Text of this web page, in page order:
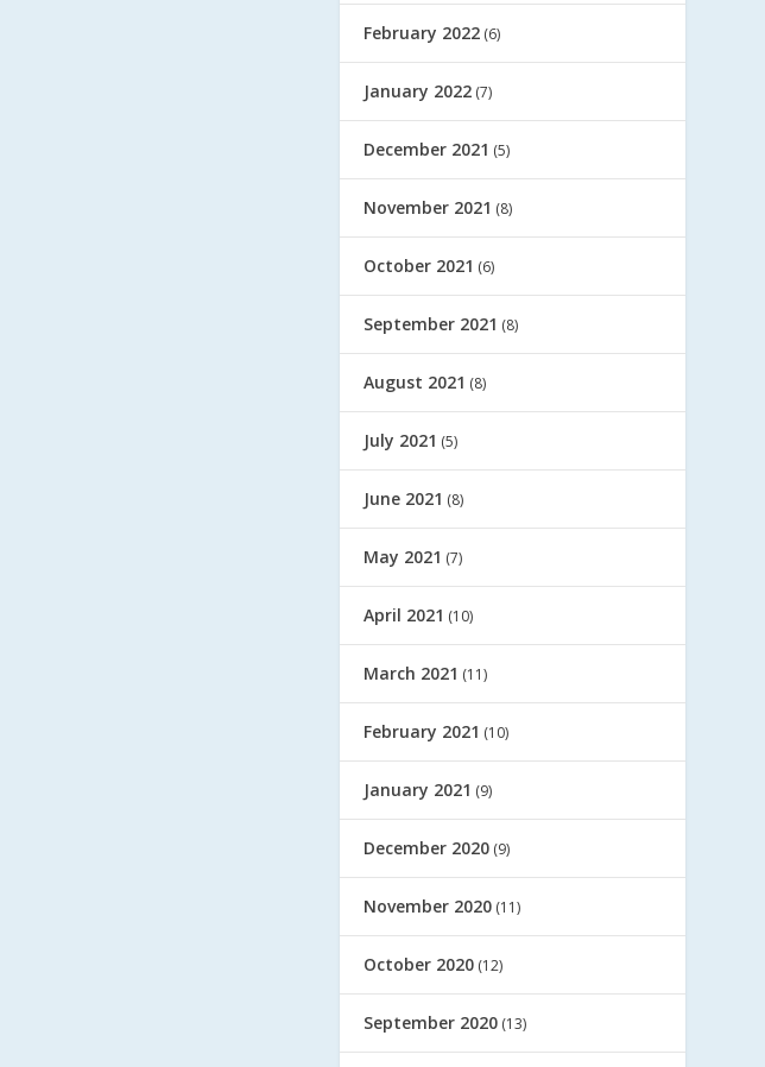
February 2022 (6)
January 2022 (7)
December 2021 (5)
November 2021 (8)
October 2021 (6)
September 2021 (8)
August 2021 (8)
July 2021 (5)
June 2021 (8)
May 2021 (7)
April 2021 (10)
March 2021 (11)
February 2021 (10)
January 2021 (9)
December 2020 (9)
November 2020 (11)
October 2020 (12)
September 2020 (13)